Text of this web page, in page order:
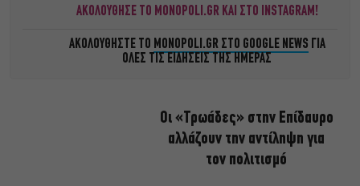
ΑΚΟΛΟΥΘΗΣΕ ΤΟ MONOPOLI.GR ΚΑΙ ΣΤΟ INSTAGRAM!
ΑΚΟΛΟΥΘΗΣΤΕ ΤΟ MONOPOLI.GR ΣΤΟ GOOGLE NEWS ΓΙΑ
ΟΛΕΣ ΤΙΣ ΕΙΔΗΣΕΙΣ ΤΗΣ ΗΜΕΡΑΣ
Οι «Τρωάδες» στην Επίδαυρο
αλλάζουν την αντίληψη για
τον πολιτισμό